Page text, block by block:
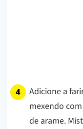
Adicione a
mexendo
de arame.